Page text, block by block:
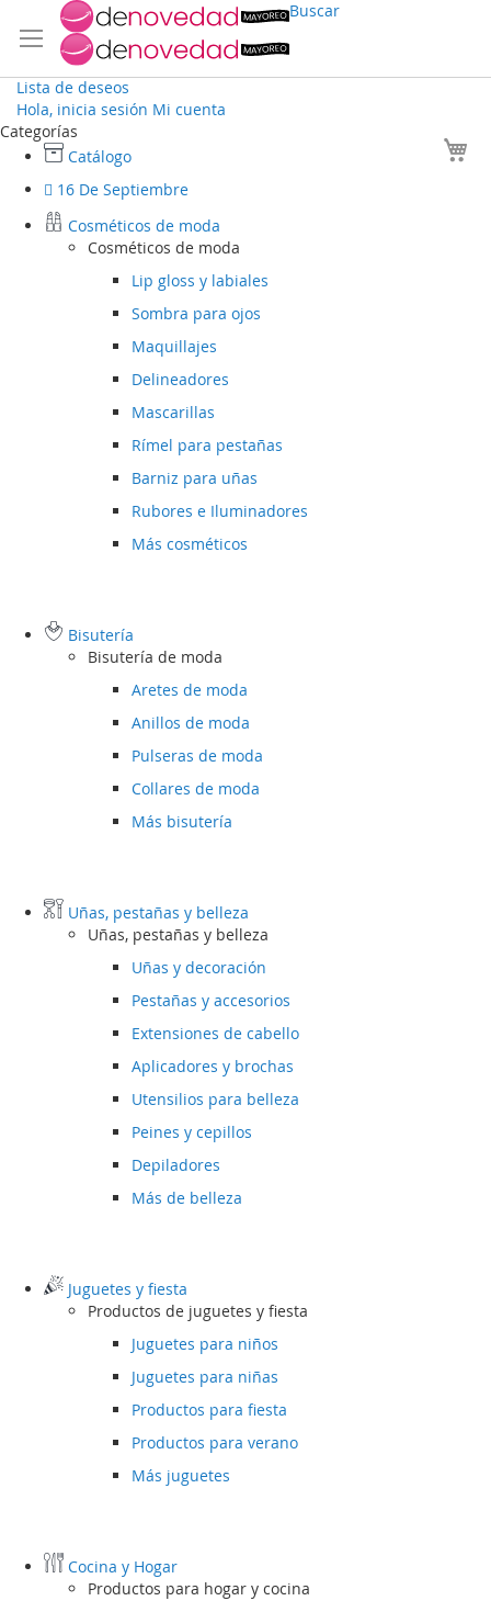
Buscar
Lista de deseos
Hola, inicia sesión Mi cuenta
Ir
al
Categorías
Catálogo
16 De Septiembre
Cosméticos de moda
Cosméticos de moda
Lip gloss y labiales
Sombra para ojos
Maquillajes
Delineadores
Mascarillas
Rímel para pestañas
Barniz para uñas
Rubores e Iluminadores
Más cosméticos
Bisutería
Bisutería de moda
Aretes de moda
Anillos de moda
Pulseras de moda
Collares de moda
Más bisutería
Uñas, pestañas y belleza
Uñas, pestañas y belleza
Uñas y decoración
Pestañas y accesorios
Extensiones de cabello
Aplicadores y brochas
Utensilios para belleza
Peines y cepillos
Depiladores
Más de belleza
Juguetes y fiesta
Productos de juguetes y fiesta
Juguetes para niños
Juguetes para niñas
Productos para fiesta
Productos para verano
Más juguetes
Cocina y Hogar
Productos para hogar y cocina